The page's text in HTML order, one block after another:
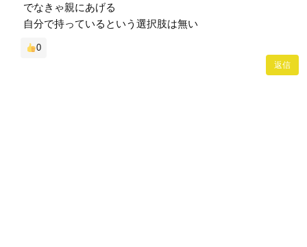
でなきゃ親にあげる
自分で持っているという選択肢は無い
0
返信